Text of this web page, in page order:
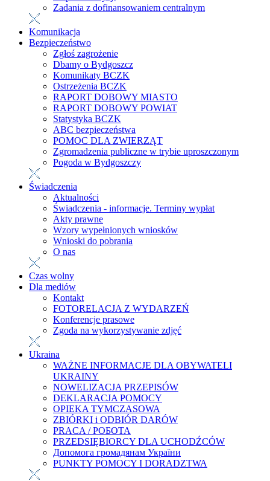
Zadania z dofinansowaniem centralnym
Komunikacja
Bezpieczeństwo
Zgłoś zagrożenie
Dbamy o Bydgoszcz
Komunikaty BCZK
Ostrzeżenia BCZK
RAPORT DOBOWY MIASTO
RAPORT DOBOWY POWIAT
Statystyka BCZK
ABC bezpieczeństwa
POMOC DLA ZWIERZĄT
Zgromadzenia publiczne w trybie uproszczonym
Pogoda w Bydgoszczy
Świadczenia
Aktualności
Świadczenia - informacje. Terminy wypłat
Akty prawne
Wzory wypełnionych wniosków
Wnioski do pobrania
O nas
Czas wolny
Dla mediów
Kontakt
FOTORELACJA Z WYDARZEŃ
Konferencje prasowe
Zgoda na wykorzystywanie zdjęć
Ukraina
WAŻNE INFORMACJE DLA OBYWATELI
UKRAINY
NOWELIZACJA PRZEPISÓW
DEKLARACJA POMOCY
OPIEKA TYMCZASOWA
ZBIÓRKI i ODBIÓR DARÓW
PRACA / РОБОТА
PRZEDSIĘBIORCY DLA UCHODŹCÓW
Допомога громадянам України
PUNKTY POMOCY I DORADZTWA